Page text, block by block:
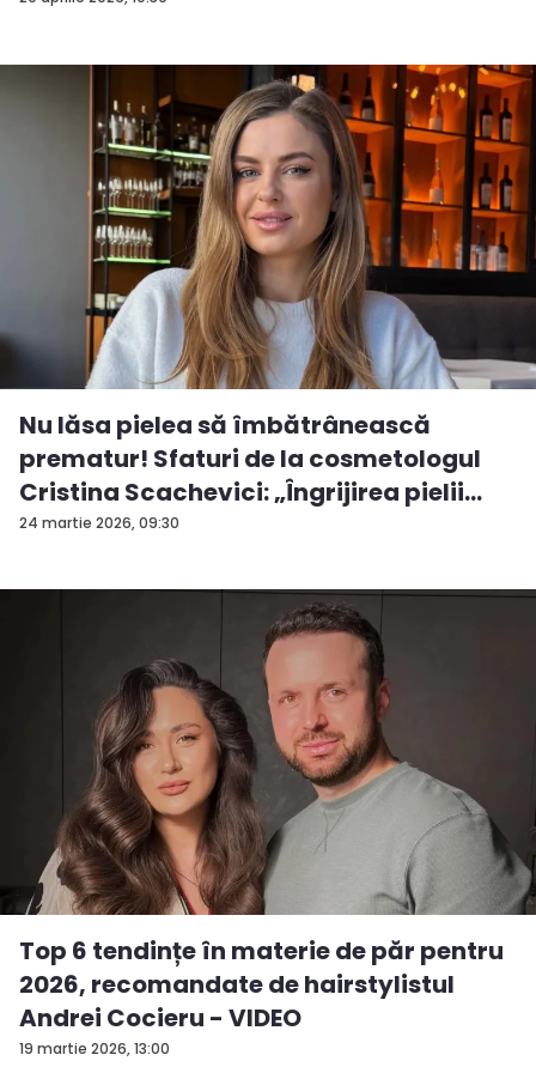
24 martie 2026, 09:30
Nu lăsa pielea să îmbătrânească
prematur! Sfaturi de la cosmetologul
Cristina Scachevici: „Îngrijirea pielii
est...
19 martie 2026, 13:00
Top 6 tendințe în materie de păr pentru
2026, recomandate de hairstylistul
Andrei Cocieru - VIDEO